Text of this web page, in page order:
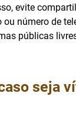
evite
ou número de
públicas
seja